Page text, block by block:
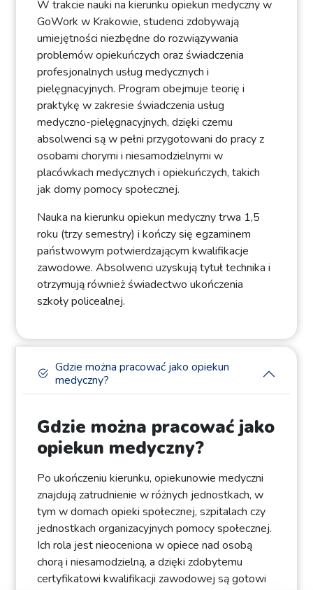
W trakcie nauki na kierunku opiekun medyczny w
GoWork w Krakowie, studenci zdobywają
umiejętności niezbędne do rozwiązywania
problemów opiekuńczych oraz świadczenia
profesjonalnych usług medycznych i
pielęgnacyjnych. Program obejmuje teorię i
praktykę w zakresie świadczenia usług
medyczno-pielęgnacyjnych, dzięki czemu
absolwenci są w pełni przygotowani do pracy z
osobami chorymi i niesamodzielnymi w
placówkach medycznych i opiekuńczych, takich
jak domy pomocy społecznej.
Nauka na kierunku opiekun medyczny trwa 1,5
roku (trzy semestry) i kończy się egzaminem
państwowym potwierdzającym kwalifikacje
zawodowe. Absolwenci uzyskują tytuł technika i
otrzymują również świadectwo ukończenia
szkoły policealnej.
Gdzie można pracować jako opiekun
medyczny?
Gdzie można pracować jako
opiekun medyczny?
Po ukończeniu kierunku, opiekunowie medyczni
znajdują zatrudnienie w różnych jednostkach, w
tym w domach opieki społecznej, szpitalach czy
jednostkach organizacyjnych pomocy społecznej.
Ich rola jest nieoceniona w opiece nad osobą
chorą i niesamodzielną, a dzięki zdobytemu
certyfikatowi kwalifikacji zawodowej są gotowi